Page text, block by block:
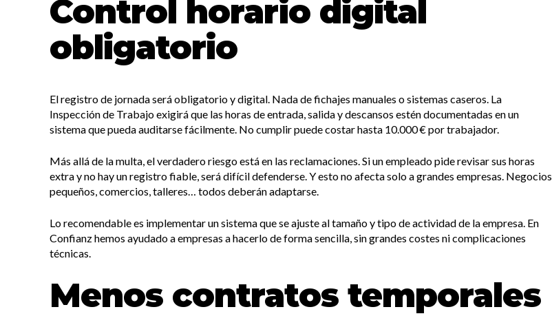
Control horario digital
obligatorio
El registro de jornada será obligatorio y digital. Nada de fichajes manuales o sistemas caseros. La
Inspección de Trabajo exigirá que las horas de entrada, salida y descansos estén documentadas en un
sistema que pueda auditarse fácilmente. No cumplir puede costar hasta 10.000 € por trabajador.
Más allá de la multa, el verdadero riesgo está en las reclamaciones. Si un empleado pide revisar sus horas
extra y no hay un registro fiable, será difícil defenderse. Y esto no afecta solo a grandes empresas. Negocios
pequeños, comercios, talleres… todos deberán adaptarse.
Lo recomendable es implementar un sistema que se ajuste al tamaño y tipo de actividad de la empresa. En
Confianz hemos ayudado a empresas a hacerlo de forma sencilla, sin grandes costes ni complicaciones
técnicas.
Menos contratos temporales